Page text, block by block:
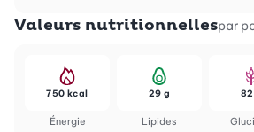
Valeurs nutritionnellespar
Énergie
750 kcal
Lipides
29 g 82